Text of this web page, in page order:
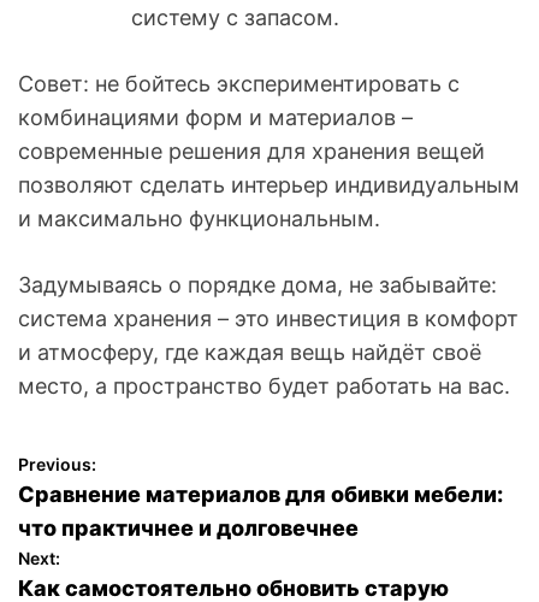
систему с запасом.
Совет: не бойтесь экспериментировать с
комбинациями форм и материалов –
современные решения для хранения вещей
позволяют сделать интерьер индивидуальным
и максимально функциональным.
Задумываясь о порядке дома, не забывайте:
система хранения – это инвестиция в комфорт
и атмосферу, где каждая вещь найдёт своё
место, а пространство будет работать на вас.
Н
а
в
Previous:
Сравнение материалов для обивки мебели:
что практичнее и долговечнее
Next:
Как самостоятельно обновить старую